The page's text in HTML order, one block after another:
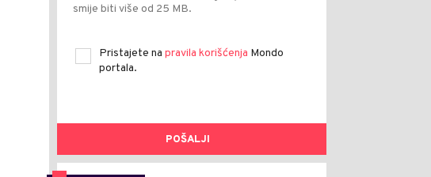
smije biti više od 25 MB.
Pristajete na pravila korišćenja Mondo
portala.
POŠALJI